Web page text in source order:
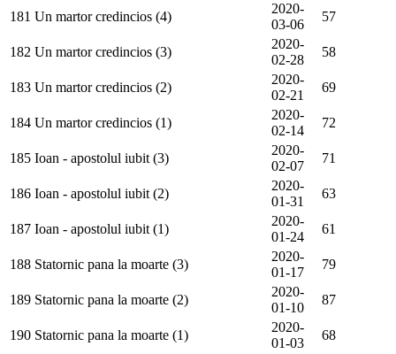
181 Un martor credincios (4)
2020-
03-06
57
182 Un martor credincios (3)
2020-
02-28
58
183 Un martor credincios (2)
2020-
02-21
69
184 Un martor credincios (1)
2020-
02-14
72
185 Ioan - apostolul iubit (3)
2020-
02-07
71
186 Ioan - apostolul iubit (2)
2020-
01-31
63
187 Ioan - apostolul iubit (1)
2020-
01-24
61
188 Statornic pana la moarte (3)
2020-
01-17
79
189 Statornic pana la moarte (2)
2020-
01-10
87
190 Statornic pana la moarte (1)
2020-
01-03
68